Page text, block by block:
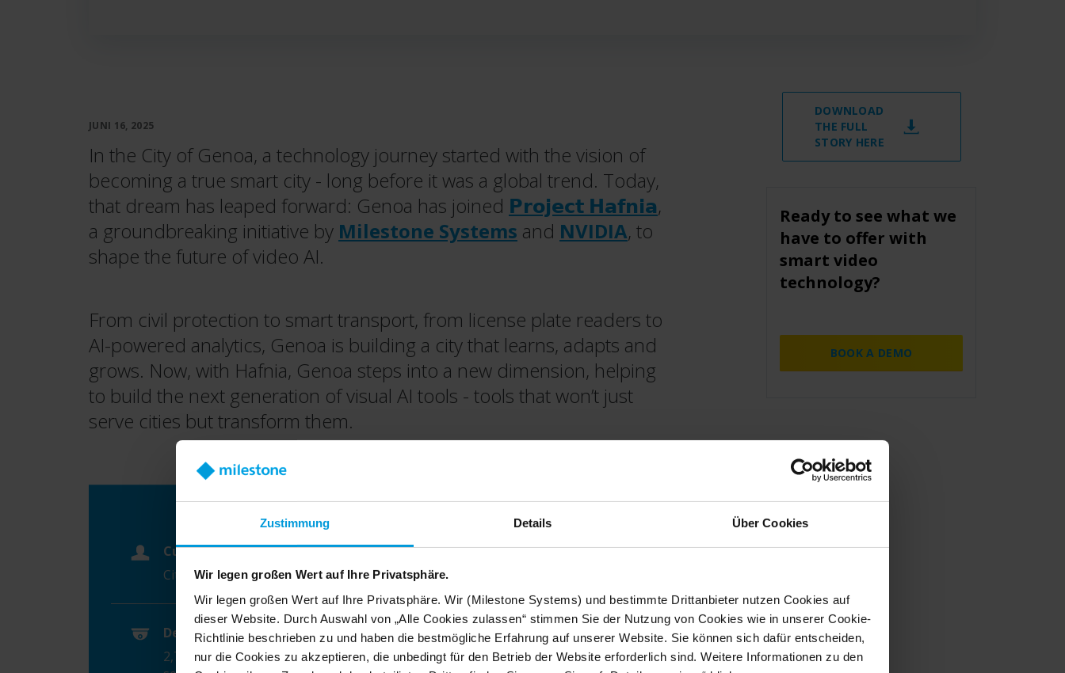
Zustimmung Details Über Cookies
Wir legen großen Wert auf Ihre Privatsphäre.
Wir legen großen Wert auf Ihre Privatsphäre. Wir (Milestone Systems) und bestimmte Drittanbieter nutzen Cookies auf
dieser Website. Durch Auswahl von „Alle Cookies zulassen“ stimmen Sie der Nutzung von Cookies wie in unserer Cookie-
Richtlinie beschrieben zu und haben die bestmögliche Erfahrung auf unserer Website. Sie können sich dafür entscheiden,
nur die Cookies zu akzeptieren, die unbedingt für den Betrieb der Website erforderlich sind. Weitere Informationen zu den
JUNI 16, 2025
In the City of Genoa, a technology journey started with the vision of
becoming a true smart city - long before it was a global trend. Today,
that dream has leaped forward: Genoa has joined 𝗣𝗿𝗼𝗷𝗲𝗰𝘁 𝗛𝗮𝗳𝗻𝗶𝗮,
a groundbreaking initiative by Milestone Systems and NVIDIA, to
shape the future of video AI.
From civil protection to smart transport, from license plate readers to
AI-powered analytics, Genoa is building a city that learns, adapts and
grows. Now, with Hafnia, Genoa steps into a new dimension, helping
to build the next generation of visual AI tools - tools that won’t just
serve cities but transform them.
Customer
City of Genoa
Location
Genoa, Italy
Device count
2,700 video cameras and IoT
Milestone technology
XProtect®Corporate VMS,
DOWNLOAD
THE FULL
STORY HERE
Ready to see what we
have to offer with
smart video
technology?
BOOK A DEMO